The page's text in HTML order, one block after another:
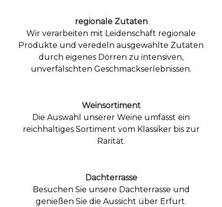
regionale Zutaten
Wir verarbeiten mit Leidenschaft regionale
Produkte und veredeln ausgewählte Zutaten
durch eigenes Dörren zu intensiven,
unverfälschten Geschmackserlebnissen.
Weinsortiment
Die Auswahl unserer Weine umfasst ein
reichhaltiges Sortiment vom Klassiker bis zur
Rarität.
Dachterrasse
Besuchen Sie unsere Dachterrasse und
genießen Sie die Aussicht über Erfurt.